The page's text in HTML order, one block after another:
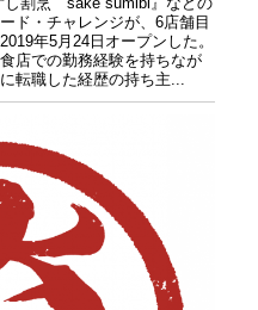
ド・チャレンジが、6店舗目
年5月24日オープンした。
店での勤務経験を持ちなが
転職した経歴の持ち主...